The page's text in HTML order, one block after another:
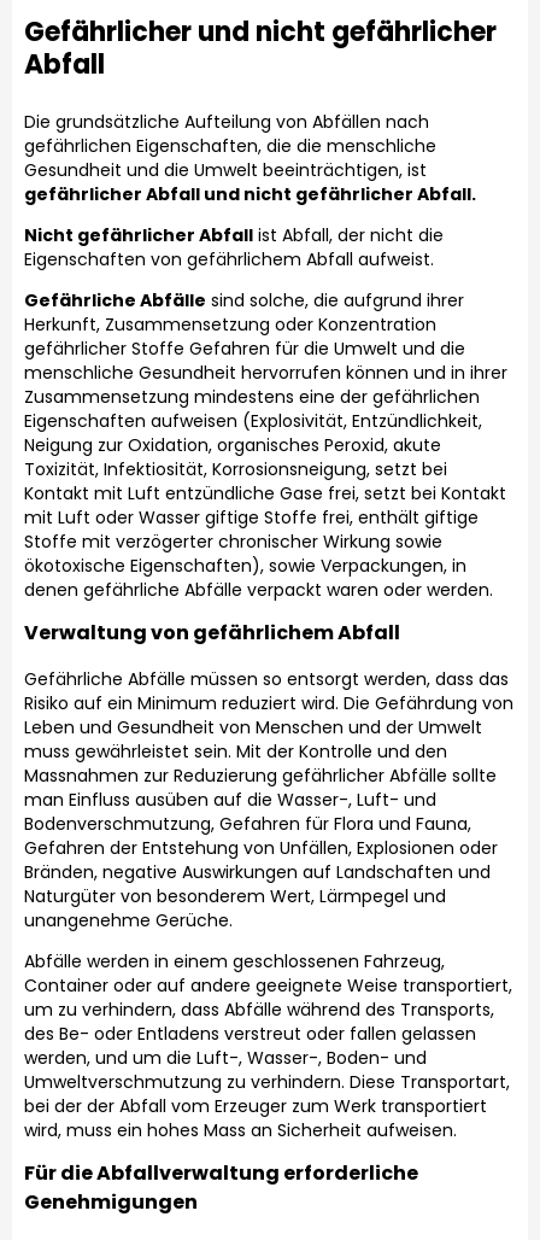
Gefährlicher und nicht gefährlicher
Abfall
Die grundsätzliche Aufteilung von Abfällen nach
gefährlichen Eigenschaften, die die menschliche
Gesundheit und die Umwelt beeinträchtigen, ist
gefährlicher Abfall und nicht gefährlicher Abfall.
Nicht gefährlicher Abfall ist Abfall, der nicht die
Eigenschaften von gefährlichem Abfall aufweist.
Gefährliche Abfälle sind solche, die aufgrund ihrer
Herkunft, Zusammensetzung oder Konzentration
gefährlicher Stoffe Gefahren für die Umwelt und die
menschliche Gesundheit hervorrufen können und in ihrer
Zusammensetzung mindestens eine der gefährlichen
Eigenschaften aufweisen (Explosivität, Entzündlichkeit,
Neigung zur Oxidation, organisches Peroxid, akute
Toxizität, Infektiosität, Korrosionsneigung, setzt bei
Kontakt mit Luft entzündliche Gase frei, setzt bei Kontakt
mit Luft oder Wasser giftige Stoffe frei, enthält giftige
Stoffe mit verzögerter chronischer Wirkung sowie
ökotoxische Eigenschaften), sowie Verpackungen, in
denen gefährliche Abfälle verpackt waren oder werden.
Verwaltung von gefährlichemAbfall
Gefährliche Abfälle müssen so entsorgt werden, dass das
Risiko auf ein Minimum reduziert wird. Die Gefährdung von
Leben und Gesundheit von Menschen und der Umwelt
muss gewährleistet sein. Mit der Kontrolle und den
Massnahmen zur Reduzierung gefährlicher Abfälle sollte
man Einfluss ausüben auf die Wasser-, Luft- und
Bodenverschmutzung, Gefahren für Flora und Fauna,
Gefahren der Entstehung von Unfällen, Explosionen oder
Bränden, negative Auswirkungen auf Landschaften und
Naturgüter von besonderem Wert, Lärmpegel und
unangenehme Gerüche.
Abfälle werden in einem geschlossenen Fahrzeug,
Container oder auf andere geeignete Weise transportiert,
um zu verhindern, dass Abfälle während des Transports,
des Be- oder Entladens verstreut oder fallen gelassen
werden, und um die Luft-, Wasser-, Boden- und
Umweltverschmutzung zu verhindern. Diese Transportart,
bei der der Abfall vom Erzeuger zum Werk transportiert
wird, muss ein hohes Mass an Sicherheit aufweisen.
Für dieAbfallverwaltung erforderliche
Genehmigungen